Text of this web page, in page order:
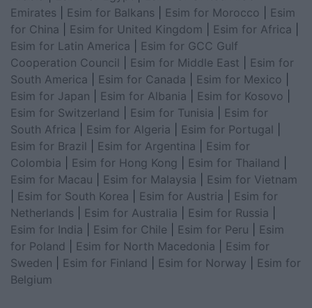
Emirates
Esim for Balkans Esim for Morocco
Esim
for China
Esim for United Kingdom Esim for Africa
Esim for Latin America
Esim for GCC Gulf
Cooperation Council
Esim for Middle East
Esim for
South America
Esim for Canada Esim for Mexico
Esim for Japan
Esim for Albania Esim for Kosovo
Esim for Switzerland
Esim for Tunisia
Esim for
South Africa
Esim for Algeria Esim for Portugal
Esim for Brazil
Esim for Argentina
Esim for
Colombia
Esim for Hong Kong Esim for Thailand
Esim for Macau
Esim for Malaysia
Esim for Vietnam
Esim for South Korea Esim for Austria
Esim for
Netherlands
Esim for Australia Esim for Russia
Esim for India
Esim for Chile Esim for Peru
Esim
for Poland
Esim for North Macedonia
Esim for
Sweden
Esim for Finland Esim for Norway
Esim for
Belgium